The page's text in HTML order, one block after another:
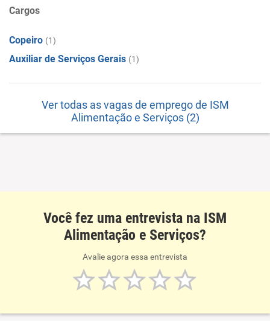
Cargos
Copeiro (1)
Auxiliar de Serviços Gerais (1)
Ver todas as vagas de emprego de ISM
Alimentação e Serviços (2)
Você fez uma entrevista na ISM
Alimentação e Serviços?
Avalie agora essa entrevista